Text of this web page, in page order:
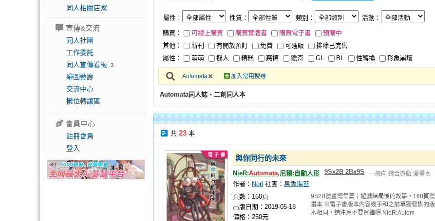
同人相關店家
宣傳&交流
同人社團
工作委託
同人宣傳看板 3
繪圖藝廊
交流中心
攤位轉讓區
會員中心
註冊會員
登入
屬性： 性質： 類別： 活動：
購買： 可線上購買 購買實體書 購買電子書
預購中
其他：
新刊 有開放預訂 免費 可通販
排除已完售
屬性：
萌萌 擬人 糟糕 惡搞 獵奇 GL BL 性轉換 形象崩壞
Automata 加入常用搜尋
Automata同人誌、二創同人本
共 23 本
與你同行的未來
NieR:Automata,尼爾:自動人形 9Sx2B 2Bx9S 一般向 綜合遊戲 漫畫本
作者： Nori 社團： 果香海苔
頁數：160頁
出版日期：2019-05-18
價格：250元
9S2B漫畫總集篇；遊戲結局後的故事，160頁漫
畫本 ※電子書版本內容幾乎和之前單獨發售的版
本相同，請注意不要買錯喔 NieR:Autom